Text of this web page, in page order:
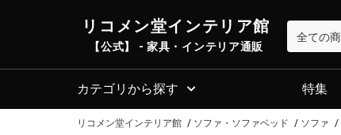
リコメン堂インテリア館
【公式】 - 家具・インテリア通販
カテゴリから探す 特集
リコメン堂インテリア館 ソファ・ソファベッド ソファ